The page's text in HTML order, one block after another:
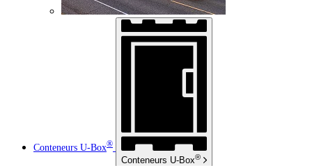
Conteneurs U-Box®
Conteneurs U-Box®